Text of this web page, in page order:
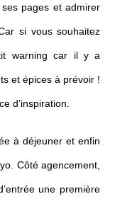
pages et admirer
si vous souhaitez
warning car il y a
et épices à prévoir !
d’inspiration.
à déjeuner et enfin
Côté agencement,
une première